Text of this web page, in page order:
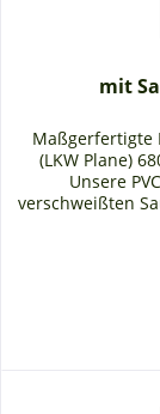
mit
Maßgerfertigte
(LKW Plane)
Unsere
verschweißten